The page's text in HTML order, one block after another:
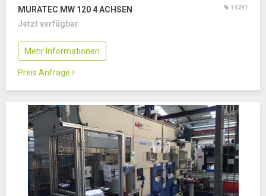
MURATEC MW 1204 ACHSEN 14291
Jetzt verfügbar
Mehr Informationen
Preis Anfrage